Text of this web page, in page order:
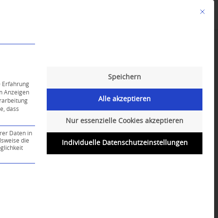
Mit
Erfahrung
Anzeigen
dass
Daten in
die
ist essenziell und kann nicht abgewählt
Speichern
Alle akzeptieren
Nur essenzielle Cookies akzeptieren
Individuelle Datenschutzeinstellungen